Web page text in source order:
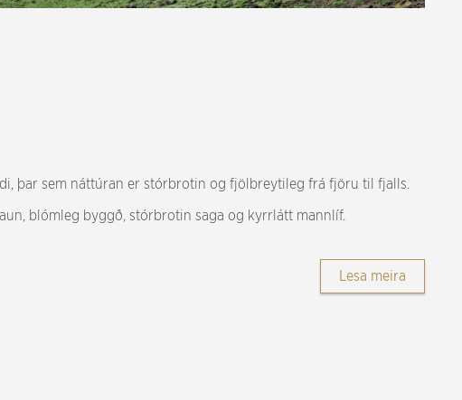
þar sem náttúran er stórbrotin og fjölbreytileg frá fjöru til fjalls.
blómleg byggð, stórbrotin saga og kyrrlátt mannlíf.
Lesa meira